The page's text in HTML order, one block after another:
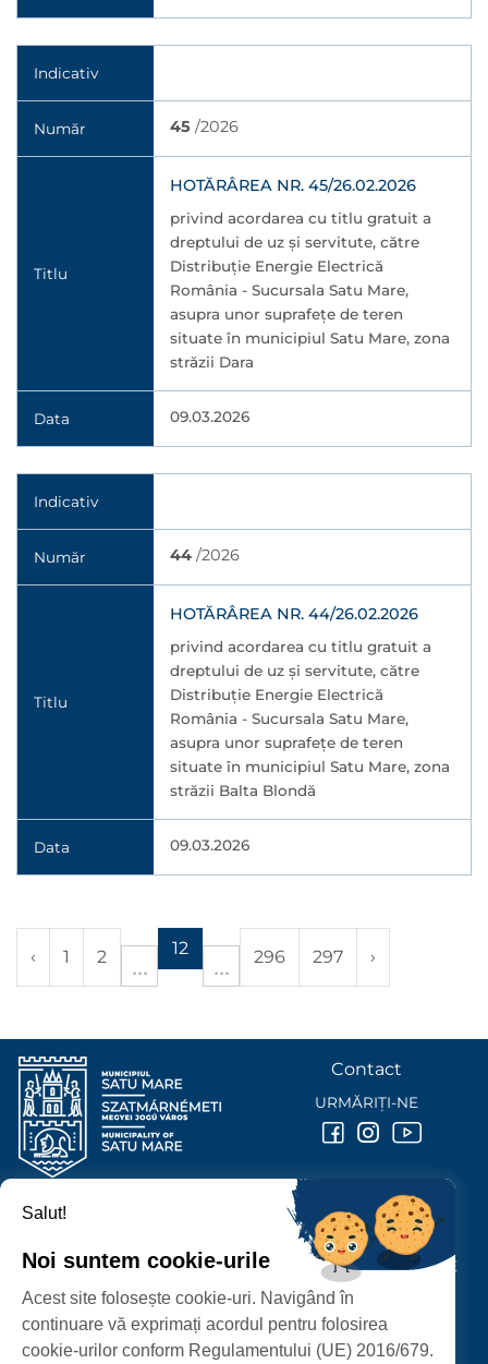
Indicativ
Număr 45 /2026
Titlu
HOTĂRÂREA NR. 45/26.02.2026
privind acordarea cu titlu gratuit a
dreptului de uz şi servitute, către
Distribuție Energie Electrică
România - Sucursala Satu Mare,
asupra unor suprafețe de teren
situate în municipiul Satu Mare, zona
străzii Dara
Data 09.03.2026
Indicativ
Număr 44 /2026
Titlu
HOTĂRÂREA NR. 44/26.02.2026
privind acordarea cu titlu gratuit a
dreptului de uz şi servitute, către
Distribuție Energie Electrică
România - Sucursala Satu Mare,
asupra unor suprafețe de teren
situate în municipiul Satu Mare, zona
străzii Balta Blondă
Data 09.03.2026
‹ 1 2 12 296 297 ›
PROTECȚIA DATELOR PERSONALE
PRIMĂRIA MUNICIPIULUI
P-ȚA 25 OCTOMBRIE, NR. 1 CORP M, 440026 SATU MARE
Contact
URMĂRIȚI-NE
Salut!
Noi suntem cookie-urile
Acest site folosește cookie-uri. Navigând în
continuare vă exprimați acordul pentru folosirea
cookie-urilor conform Regulamentului (UE) 2016/679.